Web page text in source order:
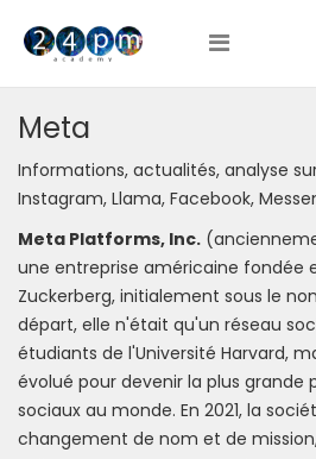
Meta
Informations, actualités, analyse
Instagram, Llama, Facebook,
Meta Platforms, Inc.
une entreprise américaine fondée
Zuckerberg, initialement sous le
départ, elle n'était qu'un réseau
étudiants de l'Université Harvard,
évolué pour devenir la plus
sociaux au monde. En 2021, la
changement de nom et de